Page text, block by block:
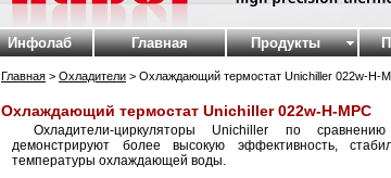
Инфолаб Главная Продукты
Главная > Охладители > Охлаждающий термостат Unichiller 022w-H-
Охлаждающий термостат Unichiller 022w-H-MPC
Охладители-циркуляторы Unichiller по
демонстрируют более высокую эффективность,
температуры охлаждающей воды.